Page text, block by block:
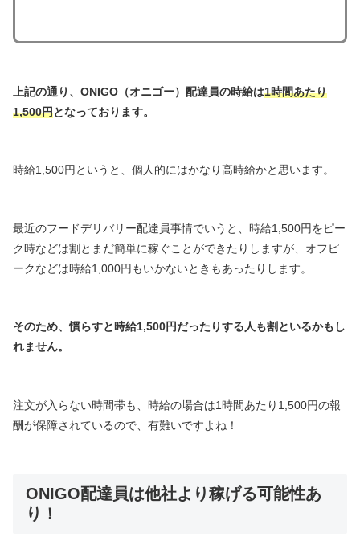
上記の通り、ONIGO（オニゴー）配達員の時給は1時間あたり
1,500円となっております。
時給1,500円というと、個人的にはかなり高時給かと思います。
最近のフードデリバリー配達員事情でいうと、時給1,500円をピー
ク時などは割とまだ簡単に稼ぐことができたりしますが、オフピ
ークなどは時給1,000円もいかないときもあったりします。
そのため、慣らすと時給1,500円だったりする人も割といるかもし
れません。
注文が入らない時間帯も、時給の場合は1時間あたり1,500円の報
酬が保障されているので、有難いですよね！
ONIGO配達員は他社より稼げる可能性あ
り！